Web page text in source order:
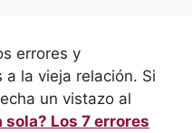
errores y
la vieja relación. Si
un vistazo al
sola? Los 7 errores